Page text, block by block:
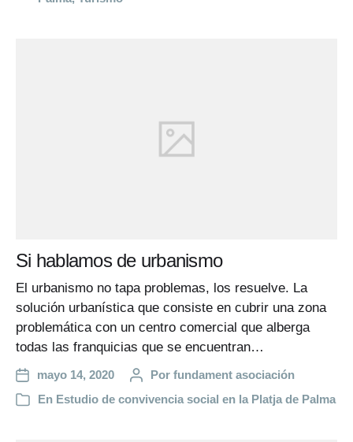
Si hablamos de urbanismo
El urbanismo no tapa problemas, los resuelve. La
solución urbanística que consiste en cubrir una zona
problemática con un centro comercial que alberga
todas las franquicias que se encuentran…
mayo 14, 2020 Por fundament asociación
En Estudio de convivencia social en la Platja de Palma